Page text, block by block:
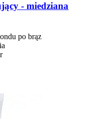
-​ miedziana
po brąz